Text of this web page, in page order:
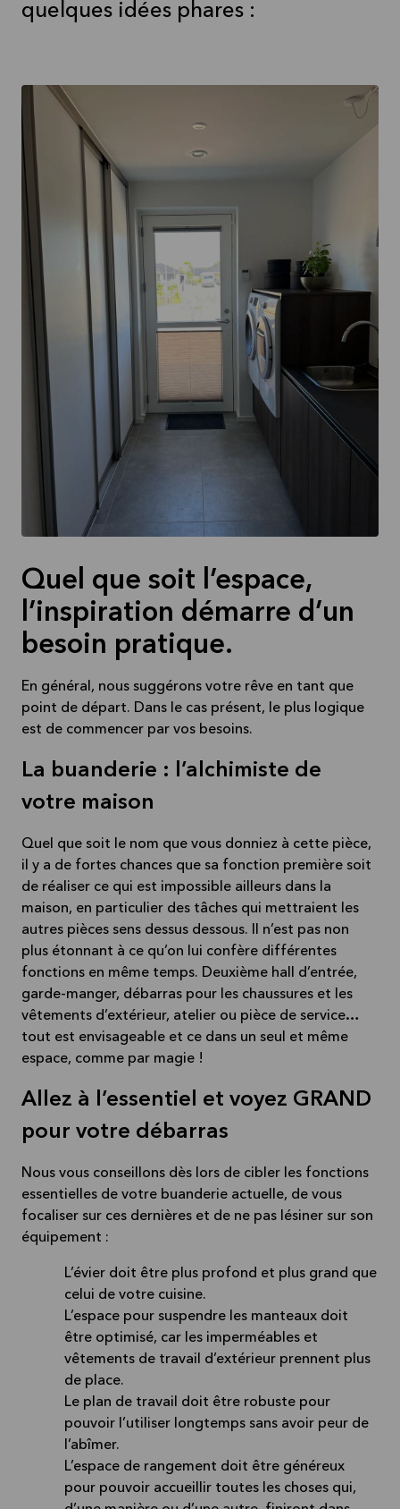
quelques idées phares :
Quel que soit l’espace,
l’inspiration démarre d’un
besoin pratique.
En général, nous suggérons votre rêve en tant que
point de départ. Dans le cas présent, le plus logique
est de commencer par vos besoins.
La buanderie : l’alchimiste de
votre maison
Quel que soit le nom que vous donniez à cette pièce,
il y a de fortes chances que sa fonction première soit
de réaliser ce qui est impossible ailleurs dans la
maison, en particulier des tâches qui mettraient les
autres pièces sens dessus dessous. Il n’est pas non
plus étonnant à ce qu’on lui confère différentes
fonctions en même temps. Deuxième hall d’entrée,
garde-manger, débarras pour les chaussures et les
vêtements d’extérieur, atelier ou pièce de service…
tout est envisageable et ce dans un seul et même
espace, comme par magie !
Allez à l’essentiel et voyez GRAND
pour votre débarras
Nous vous conseillons dès lors de cibler les fonctions
essentielles de votre buanderie actuelle, de vous
focaliser sur ces dernières et de ne pas lésiner sur son
équipement :
L’évier doit être plus profond et plus grand que
celui de votre cuisine.
L’espace pour suspendre les manteaux doit
être optimisé, car les imperméables et
vêtements de travail d’extérieur prennent plus
de place.
Le plan de travail doit être robuste pour
pouvoir l’utiliser longtemps sans avoir peur de
l’abîmer.
L’espace de rangement doit être généreux
pour pouvoir accueillir toutes les choses qui,